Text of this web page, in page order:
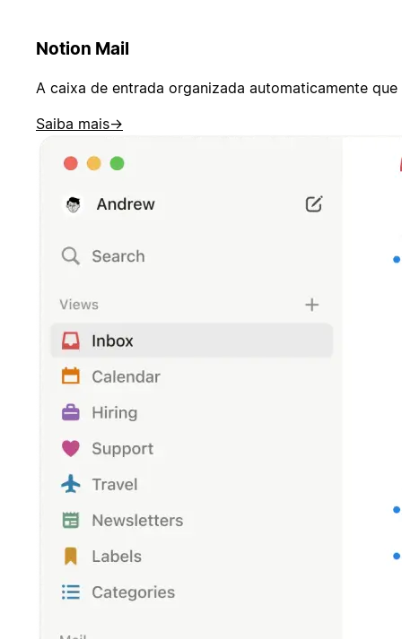
Notion Mail
A caixa de entrada organizada automaticamente
Saiba mais→